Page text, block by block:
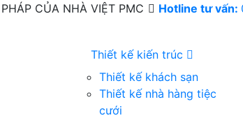
CỦA NHÀ VIỆT PMC Hotline tư vấn:
Thiết kế kiến trúc
Thiết kế khách sạn
Thiết kế nhà hàng tiệc
cưới